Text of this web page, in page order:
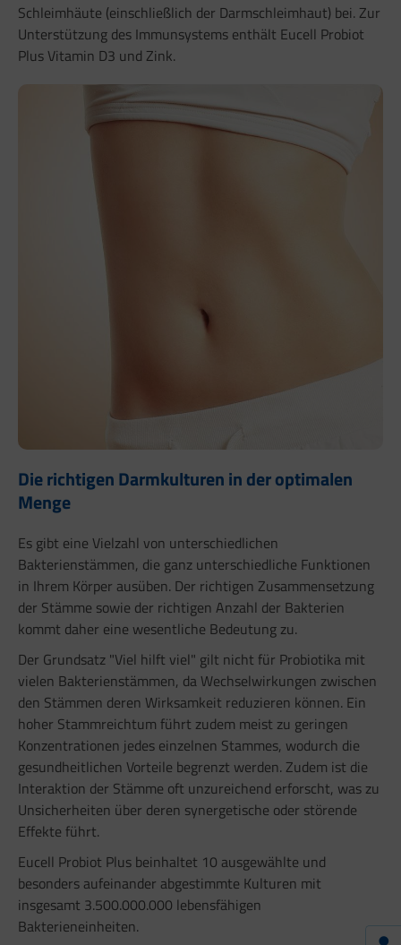
Schleimhäute (einschließlich der Darmschleimhaut) bei. Zur
Unterstützung des Immunsystems enthält Eucell Probiot
Plus Vitamin D3 und Zink.
Die richtigen Darmkulturen in der optimalen
Menge
Es gibt eine Vielzahl von unterschiedlichen
Bakterienstämmen, die ganz unterschiedliche Funktionen
in Ihrem Körper ausüben. Der richtigen Zusammensetzung
der Stämme sowie der richtigen Anzahl der Bakterien
kommt daher eine wesentliche Bedeutung zu.
Der Grundsatz "Viel hilft viel" gilt nicht für Probiotika mit
vielen Bakterienstämmen, da Wechselwirkungen zwischen
den Stämmen deren Wirksamkeit reduzieren können. Ein
hoher Stammreichtum führt zudem meist zu geringen
Konzentrationen jedes einzelnen Stammes, wodurch die
gesundheitlichen Vorteile begrenzt werden. Zudem ist die
Interaktion der Stämme oft unzureichend erforscht, was zu
Unsicherheiten über deren synergetische oder störende
Effekte führt.
Eucell Probiot Plus beinhaltet 10 ausgewählte und
besonders aufeinander abgestimmte Kulturen mit
insgesamt 3.500.000.000 lebensfähigen
Bakterieneinheiten.